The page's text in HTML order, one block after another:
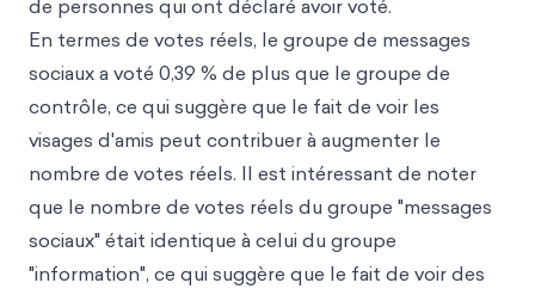
de personnes qui ont déclaré avoir voté.
En termes de votes réels, le groupe de messages
sociaux a voté 0,39 % de plus que le groupe de
contrôle, ce qui suggère que le fait de voir les
visages d'amis peut contribuer à augmenter le
nombre de votes réels. Il est intéressant de noter
que le nombre de votes réels du groupe "messages
sociaux" était identique à celui du groupe
"information", ce qui suggère que le fait de voir des